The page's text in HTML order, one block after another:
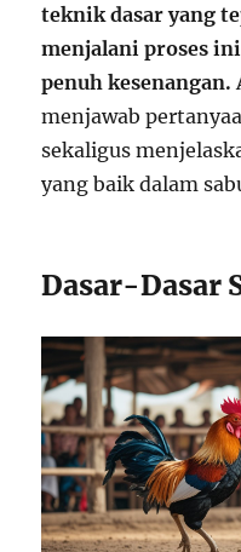
teknik dasar yang
menjalani proses
penuh kesenangan.
menjawab
sekaligus
yang baik dalam
Dasar-Dasar